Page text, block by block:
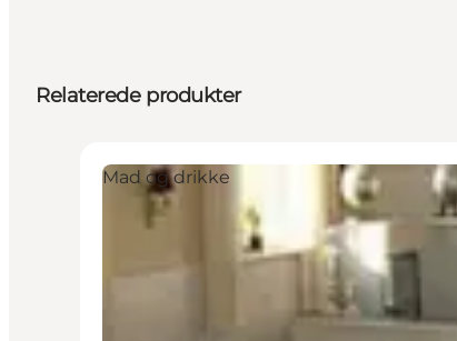
Relaterede produkter
Mad og drikke